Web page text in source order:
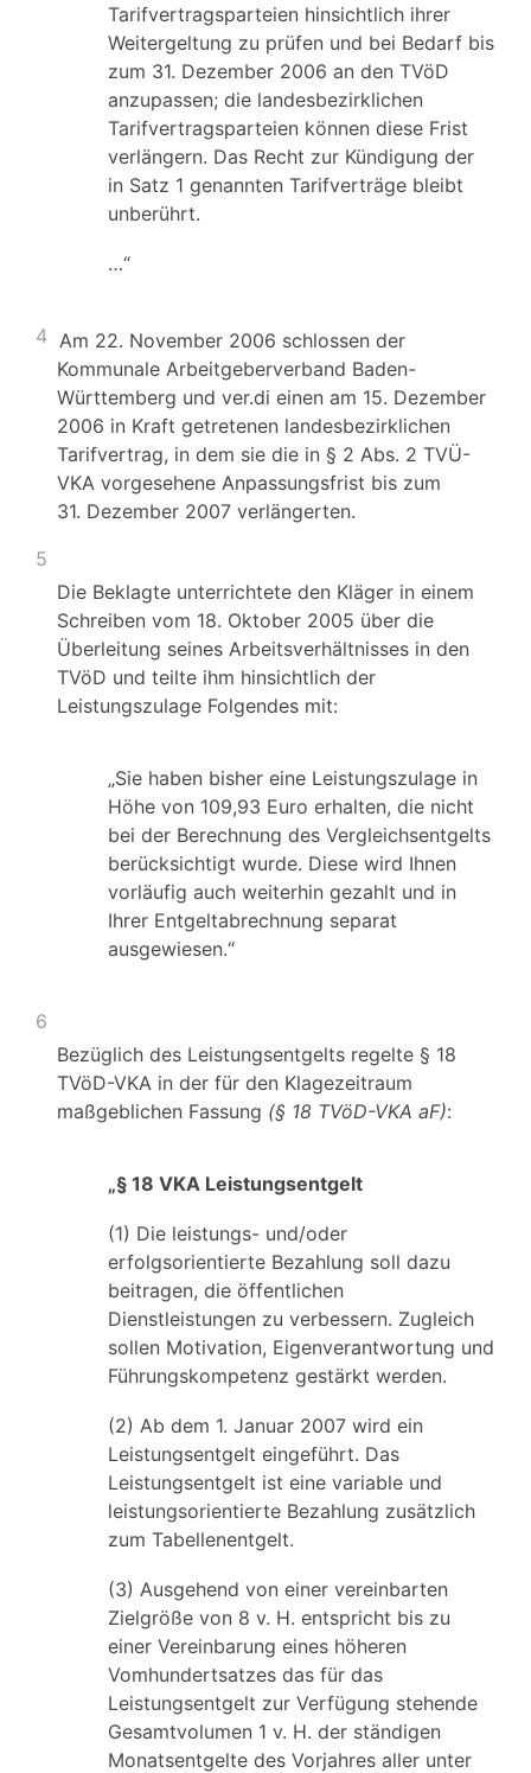
Tarifvertragsparteien hinsichtlich ihrer
Weitergeltung zu prüfen und bei Bedarf bis
zum 31. Dezember 2006 an den TVöD
anzupassen; die landesbezirklichen
Tarifvertragsparteien können diese Frist
verlängern. Das Recht zur Kündigung der
in Satz 1 genannten Tarifverträge bleibt
unberührt.
…“
4 Am 22. November 2006 schlossen der
Kommunale Arbeitgeberverband Baden-
Württemberg und ver.di einen am 15. Dezember
2006 in Kraft getretenen landesbezirklichen
Tarifvertrag, in dem sie die in § 2 Abs. 2 TVÜ-
VKA vorgesehene Anpassungsfrist bis zum
31. Dezember 2007 verlängerten.
5
Die Beklagte unterrichtete den Kläger in einem
Schreiben vom 18. Oktober 2005 über die
Überleitung seines Arbeitsverhältnisses in den
TVöD und teilte ihm hinsichtlich der
Leistungszulage Folgendes mit:
„Sie haben bisher eine Leistungszulage in
Höhe von 109,93 Euro erhalten, die nicht
bei der Berechnung des Vergleichsentgelts
berücksichtigt wurde. Diese wird Ihnen
vorläufig auch weiterhin gezahlt und in
Ihrer Entgeltabrechnung separat
ausgewiesen.“
6
Bezüglich des Leistungsentgelts regelte § 18
TVöD-VKA in der für den Klagezeitraum
maßgeblichen Fassung (§ 18 TVöD-VKA aF):
„§ 18 VKA Leistungsentgelt
(1) Die leistungs- und/oder
erfolgsorientierte Bezahlung soll dazu
beitragen, die öffentlichen
Dienstleistungen zu verbessern. Zugleich
sollen Motivation, Eigenverantwortung und
Führungskompetenz gestärkt werden.
(2) Ab dem 1. Januar 2007 wird ein
Leistungsentgelt eingeführt. Das
Leistungsentgelt ist eine variable und
leistungsorientierte Bezahlung zusätzlich
zum Tabellenentgelt.
(3) Ausgehend von einer vereinbarten
Zielgröße von 8 v. H. entspricht bis zu
einer Vereinbarung eines höheren
Vomhundertsatzes das für das
Leistungsentgelt zur Verfügung stehende
Gesamtvolumen 1 v. H. der ständigen
Monatsentgelte des Vorjahres aller unter